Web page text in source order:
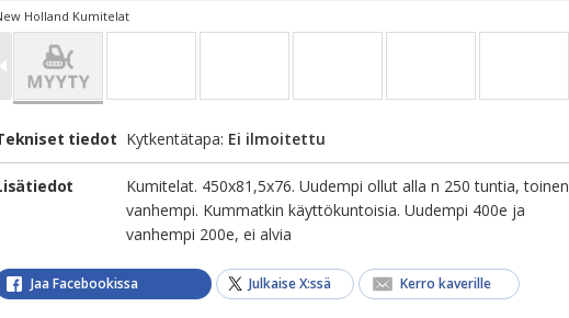
Holland Kumitelat
tiedot Kytkentätapa: Ei ilmoitettu
Kumitelat. 450x81,5x76. Uudempi ollut alla n 250 tuntia, toinen
vanhempi. Kummatkin käyttökuntoisia. Uudempi 400e ja
vanhempi 200e, ei alvia
Jaa Facebookissa Julkaise X:ssä Kerro kaverille